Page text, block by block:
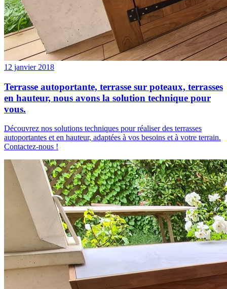
12 janvier 2018
Terrasse autoportante, terrasse sur poteaux, terrasses
en hauteur, nous avons la solution technique pour
vous.
Découvrez nos solutions techniques pour réaliser des terrasses
autoportantes et en hauteur, adaptées à vos besoins et à votre terrain.
Contactez-nous !